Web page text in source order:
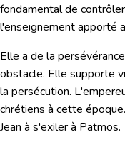
fondamental de
l'enseignement apporté
Elle a de la
obstacle. Elle supporte
la persécution.
chrétiens à cette
Jean à s'exiler à Patmos.